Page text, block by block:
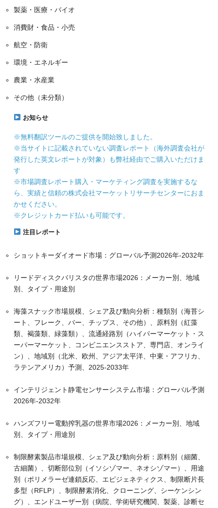
製薬・医療・バイオ
消費財・食品・小売
航空・防衛
環境・エネルギー
農業・水産業
その他（未分類）
お知らせ
※無料翻訳ツールのご提供を開始致しました。
※当サイトに記載されていない調査レポート（海外調査会社が
発行した英文レポートが対象）も弊社経由でご購入いただけま
す
※市場調査レポート購入・マーケティング調査を実施するな
ら、実績と信頼の株式会社マーケットリサーチセンターにおま
かせください。
※クレジットカード払いも可能です。
注目レポート
ショットキーダイオード市場：グローバル予測2026年-2032年
リードディスクバリスタの世界市場2026：メーカー別、地域
別、タイプ・用途別
海藻スナック市場規模、シェア及び動向分析：種類別（海苔シ
ート、フレーク、バー、チップス、その他）、原料別（紅藻
類、褐藻類、緑藻類）、流通経路別（ハイパーマーケット・ス
ーパーマーケット、コンビニエンスストア、専門店、オンライ
ン）、地域別（北米、欧州、アジア太平洋、中東・アフリカ、
ラテンアメリカ）予測、2025-2033年
インテリジェント静電センサーシステム市場：グローバル予測
2026年-2032年
ハンズフリー電動搾乳器の世界市場2026：メーカー別、地域
別、タイプ・用途別
制限酵素製品市場規模、シェア及び動向分析：原料別（細菌、
古細菌）、切断部位別（イソシゾマー、ネオシゾマー）、用途
別（ポリメラーゼ連鎖反応、エピジェネティクス、制限断片長
多型（RFLP）、制限酵素消化、クローニング、シーケンシン
グ）、エンドユーザー別（病院、学術研究機関、製薬、診断セ